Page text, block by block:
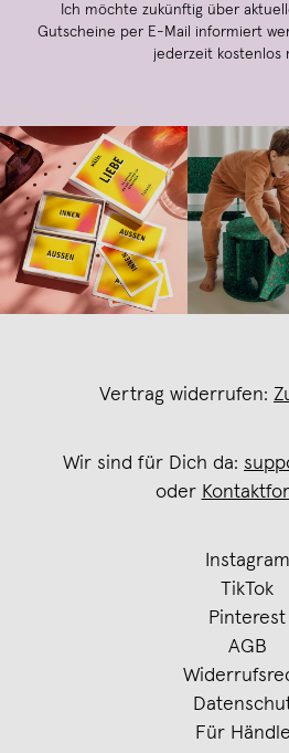
Ich möchte zukünftig über
Gutscheine per E-Mail informiert
jederzeit kostenlos
Vertrag widerrufen:
Wir sind für Dich da:
oder
Instagram
TikTok
Pinterest
AGB
Für